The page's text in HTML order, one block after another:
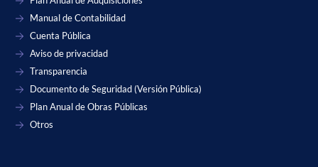
Manual de Contabilidad
Cuenta Pública
Aviso de privacidad
Transparencia
Documento de Seguridad (Versión Pública)
Plan Anual de Obras Públicas
Otros